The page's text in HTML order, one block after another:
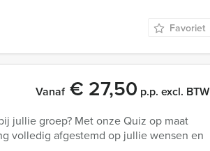
Favoriet
Vanaf€ 27,50 p.p. excl. BTW
jullie groep? Met onze Quiz op maat
volledig afgestemd op jullie wensen en